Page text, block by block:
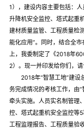
1），建设内容主要包括：
升降机安全监控、塔式起重
建材质量监管、工程质量检
能化应用”。同时，结合全
上，我委制定了《2018年
2）。现一并印发给你们，请
2018年“智慧工地”建设总
务完成情况的考核工作，由
牵头实施。人员实名制管理
控、塔式起重机安全监控等5
工程监理报告、工程质量验